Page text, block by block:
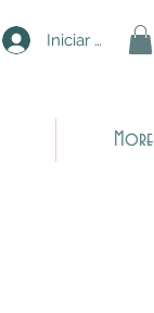
Iniciar sesión
More